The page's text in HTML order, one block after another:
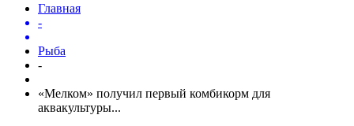
Главная
-
Рыба
-
«Мелком» получил первый комбикорм для
аквакультуры...